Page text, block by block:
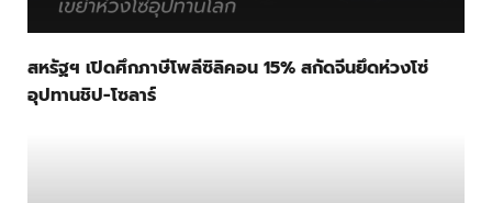
สหรัฐฯ เปิดศึกภาษีโพลีซิลิคอน 15% สกัดจีนยึดห่วงโซ่
อุปทานชิป-โซลาร์